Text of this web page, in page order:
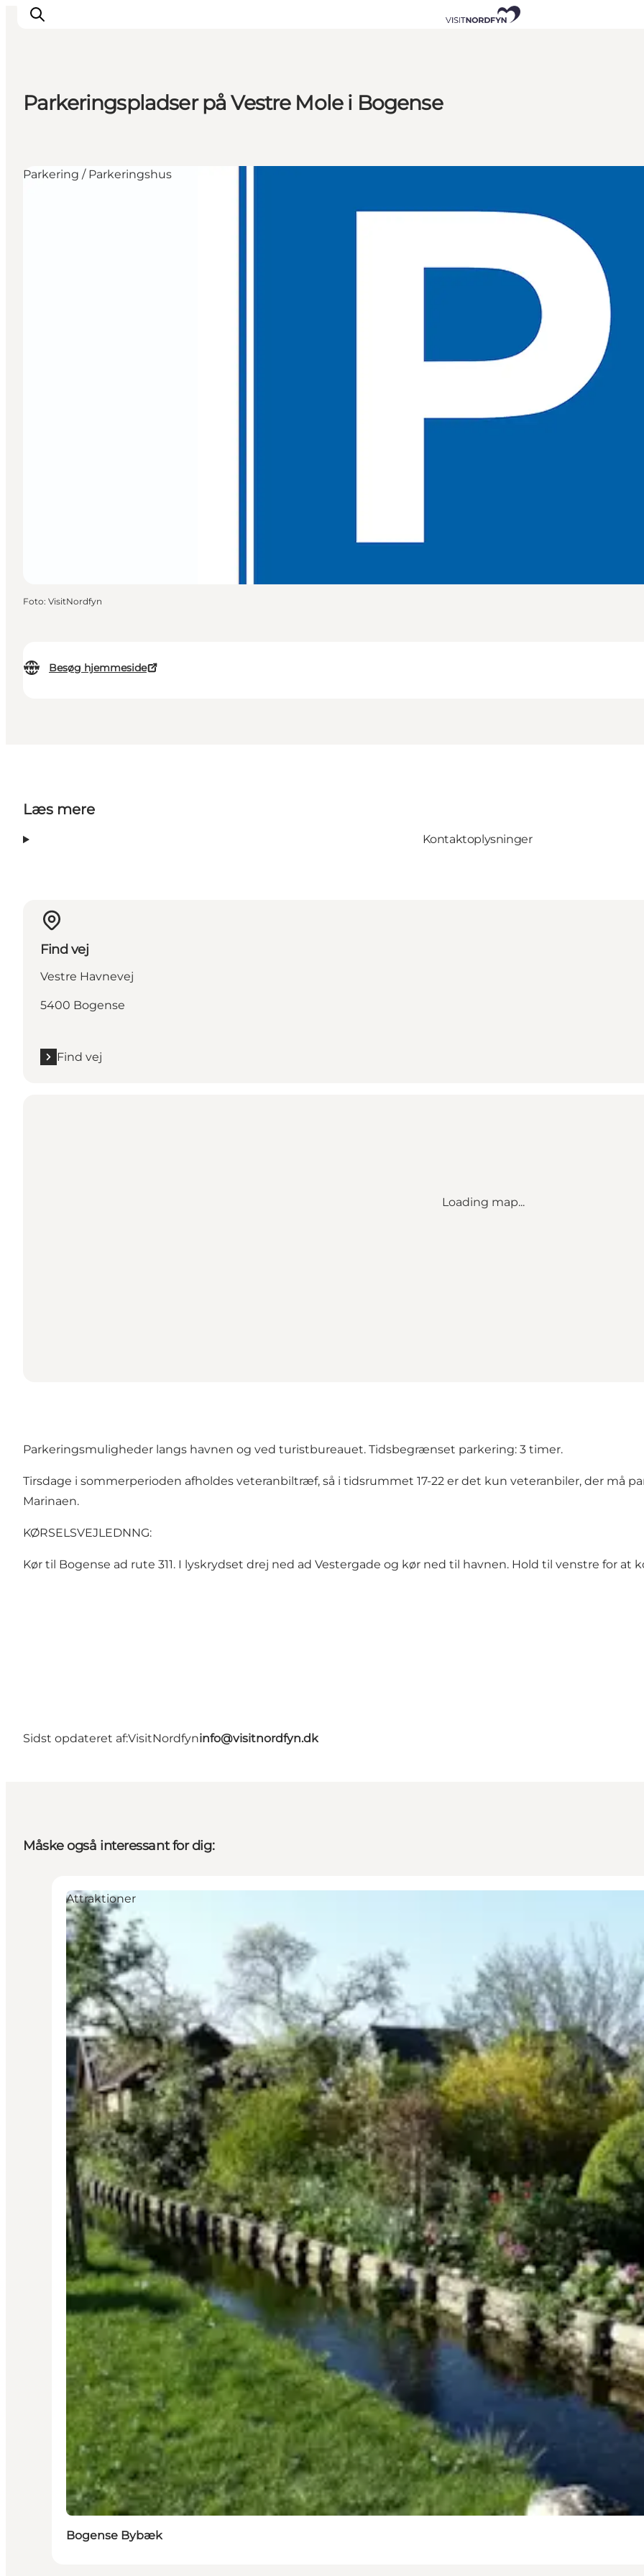
Overnatning
Parkeringspladser på Vestre Mole i Bogense
Besøg hjemmeside
Parkering / Parkeringshus
Foto: VisitNordfyn
Læs mere
Kontaktoplysninger
Find vej
Vestre Havnevej
5400 Bogense
Find vej
Loading map...
Parkeringsmuligheder langs havnen og ved turistbureauet. Tidsbegrænset parkering: 3 timer.
Tirsdage i sommerperioden afholdes veteranbiltræf, så i tidsrummet 17-22 er det kun veteranbiler, der må
Marinaen.
KØRSELSVEJLEDNNG:
Kør til Bogense ad rute 311. I lyskrydset drej ned ad Vestergade og kør ned til havnen. Hold til venstre for at
Sidst opdateret af:VisitNordfyninfo@visitnordfyn.dk
Måske også interessant for dig:
Attraktioner
Bogense Bybæk